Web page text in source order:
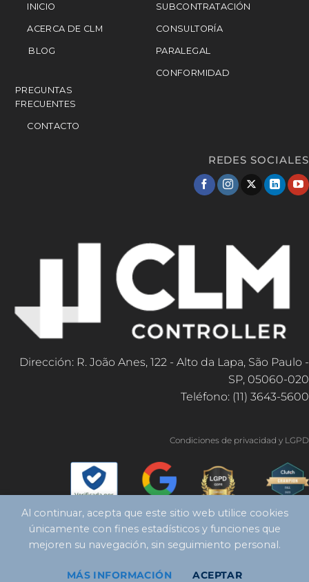
INICIO
ACERCA DE CLM
BLOG
PREGUNTAS
FRECUENTES
CONTACTO
SUBCONTRATACIÓN
CONSULTORÍA
PARALEGAL
CONFORMIDAD
REDES SOCIALES
Dirección: R. João Anes, 122 - Alto da Lapa, São Paulo -
SP, 05060-020
Teléfono: (11) 3643-5600
Condiciones de privacidad y LGPD
Copyright 2026 ©Controlador CLM
Al continuar, acepta que este sitio web utilice cookies
únicamente con fines estadísticos y funciones que
mejoren su navegación, sin seguimiento personal.
MÁS INFORMACIÓN ACEPTAR